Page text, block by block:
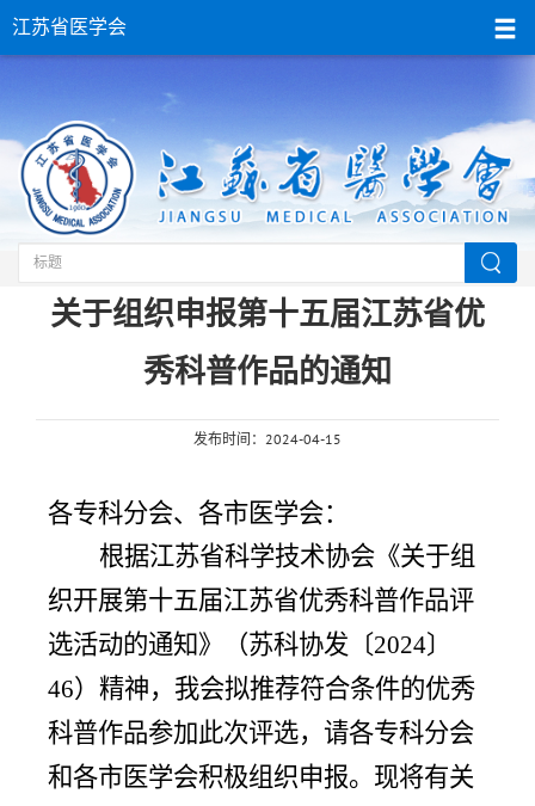
江苏省医学会
当前位置：
关于组织申报第十五届江苏省优
秀科普作品的通知
发布时间：2024-04-15
各专科分会、 各市医学会：
根据江苏省科学技术协会《关于组
织开展第十五届江苏省优秀科普作品评
选活动的通知》 （苏科协发〔2024〕
46）精神，我会拟推荐符合条件的优秀
科普作品参加此次评选，请各专科分会
和各市医学会积极组织申报。现将有关